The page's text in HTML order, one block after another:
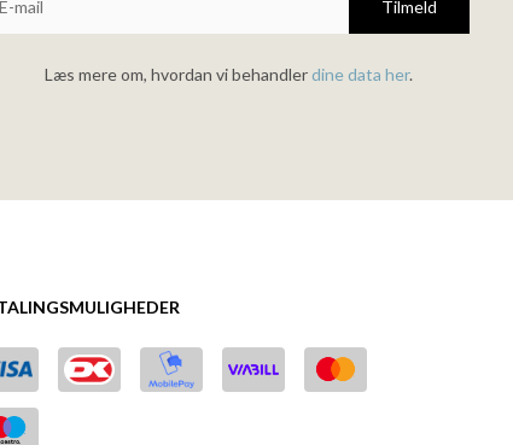
Tilmeld
Læs mere om, hvordan vi behandlerdine data her.